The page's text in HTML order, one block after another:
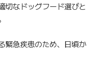
切なドッグフード選びと
緊急疾患のため、日頃か